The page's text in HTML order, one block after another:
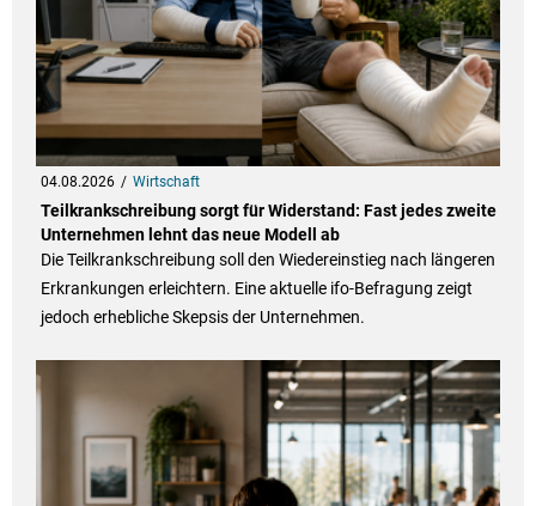
04.08.2026 Wirtschaft
Teilkrankschreibung sorgt für Widerstand: Fast jedes zweite
Unternehmen lehnt das neue Modell ab
Die Teilkrankschreibung soll den Wiedereinstieg nach längeren
Erkrankungen erleichtern. Eine aktuelle ifo-Befragung zeigt
jedoch erhebliche Skepsis der Unternehmen.